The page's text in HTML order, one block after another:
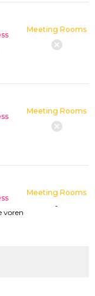
Meeting Rooms
Meeting Rooms
voren
Meeting Rooms
-